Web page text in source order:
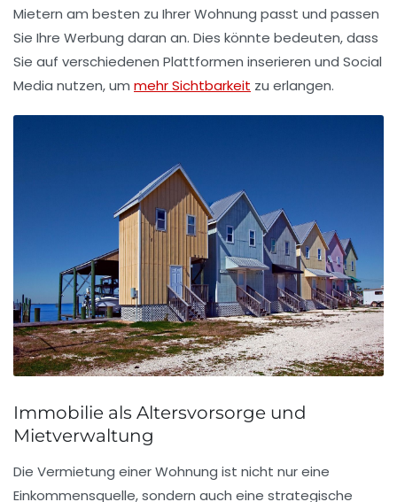
Mietern am besten zu Ihrer Wohnung passt und passen
Sie Ihre Werbung daran an. Dies könnte bedeuten, dass
Sie auf verschiedenen Plattformen inserieren und Social
Media nutzen, um mehr Sichtbarkeit zu erlangen.
Immobilie als Altersvorsorge und
Mietverwaltung
Die Vermietung einer Wohnung ist nicht nur eine
Einkommensquelle, sondern auch eine strategische